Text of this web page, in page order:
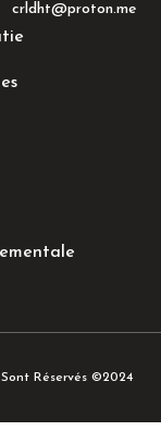
crldht@proton.me
Réservés ©2024